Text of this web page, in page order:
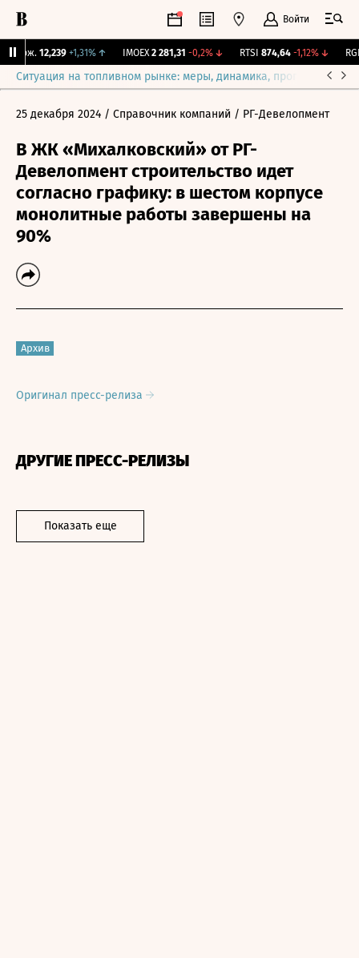
Войти
Бирж. 12,239 +1,31% ↑ IMOEX 2 281,31 -0,2%↓ RTSI 874,64 -1,12%↓ RGBI
Ситуация на топливном рынке: меры, динамика, прогнозы
25 декабря 2024 / Справочник компаний / РГ-Девелопмент
В ЖК «Михалковский» от РГ-
Девелопмент строительство идет
согласно графику: в шестом корпусе
монолитные работы завершены на
90%
Архив
Оригинал пресс-релиза
ДРУГИЕ ПРЕСС-РЕЛИЗЫ
Показать еще